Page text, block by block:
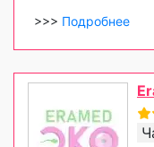
>>> Подробнее